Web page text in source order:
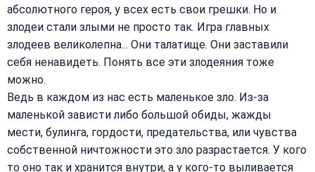
абсолютного героя, у всех есть свои грешки. Но и
злодеи стали злыми не просто так. Игра главных
злодеев великолепна... Они талатище. Они заставили
себя ненавидеть. Понять все эти злодеяния тоже
можно.
Ведь в каждом из нас есть маленькое зло. Из-за
маленькой зависти либо большой обиды, жажды
мести, булинга, гордости, предательства, или чувства
собственной ничтожности это зло разрастается. У кого
то оно так и хранится внутри, а у кого-то выливается